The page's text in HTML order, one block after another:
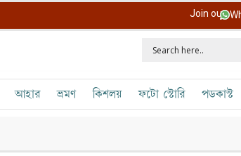
Join our
আহার ভ্রমণ কিশলয় ফটো স্টোরি পডকাস্ট